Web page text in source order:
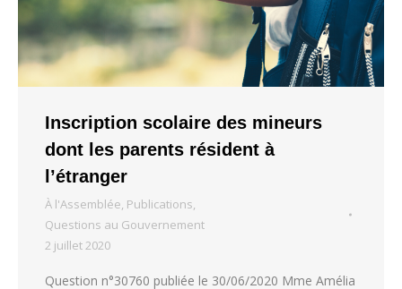
Inscription scolaire des mineurs
dont les parents résident à
l’étranger
À l'Assemblée, Publications,
Questions au Gouvernement
2 juillet 2020
Question n°30760 publiée le 30/06/2020 Mme Amélia